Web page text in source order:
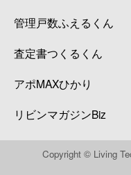
管理戸数ふえるくん
査定書つくるくん
アポMAXひかり
リビンマガジンBiz
Copyright © Living